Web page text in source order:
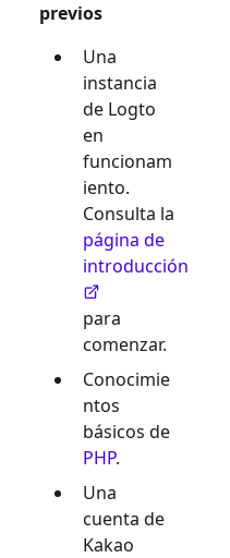
previos
Una
instancia
de Logto
en
funcionam
iento.
Consulta la
página de
introducción
para
comenzar.
Conocimie
ntos
básicos de
PHP.
Una
cuenta de
Kakao